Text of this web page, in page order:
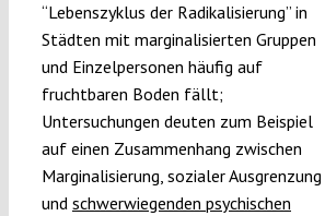
“Lebenszyklus der Radikalisierung” in
Städten mit marginalisierten Gruppen
und Einzelpersonen häufig auf
fruchtbaren Boden fällt;
Untersuchungen deuten zum Beispiel
auf einen Zusammenhang zwischen
Marginalisierung, sozialer Ausgrenzung
und schwerwiegenden psychischen